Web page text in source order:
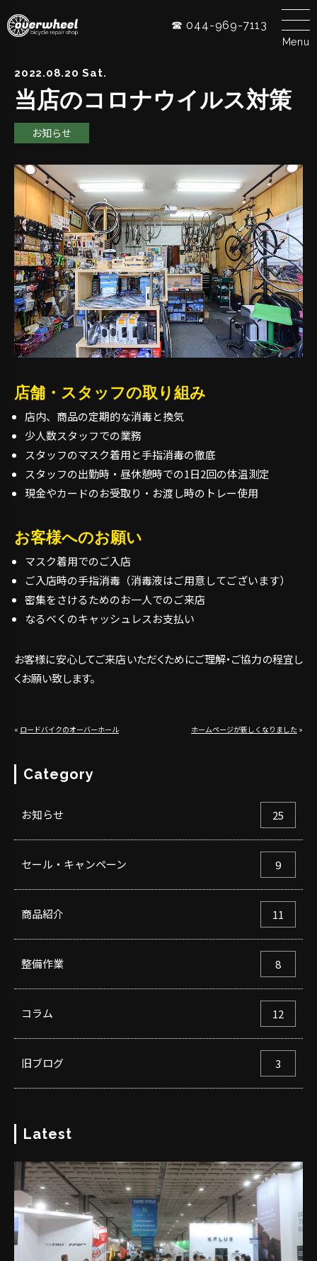
☎ 044-969-7113
Menu
2022.08.20 Sat.
当店のコロナウイルス対策
お知らせ
店舗・スタッフの取り組み
店内、商品の定期的な消毒と換気
少人数スタッフでの業務
スタッフのマスク着用と手指消毒の徹底
スタッフの出勤時・昼休憩時での1日2回の体温測定
現金やカードのお受取り・お渡し時のトレー使用
お客様へのお願い
マスク着用でのご入店
ご入店時の手指消毒（消毒液はご用意してございます）
密集をさけるためのお一人でのご来店
なるべくのキャッシュレスお支払い
お客様に安心してご来店いただくためにご理解・ご協力の程宜し
くお願い致します。
« ロードバイクのオーバーホール ホームページが新しくなりました »
Category
お知らせ 25
セール・キャンペーン 9
商品紹介 11
整備作業 8
コラム 12
旧ブログ 3
Latest